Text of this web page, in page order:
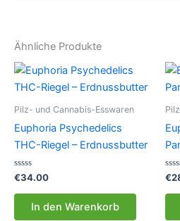
Ähnliche Produkte
Pilz- und Cannabis-Esswaren
Euphoria Psychedelics
THC-Riegel – Erdnussbutter
Bewertet
0
€34.00
In den Warenkorb
0
€